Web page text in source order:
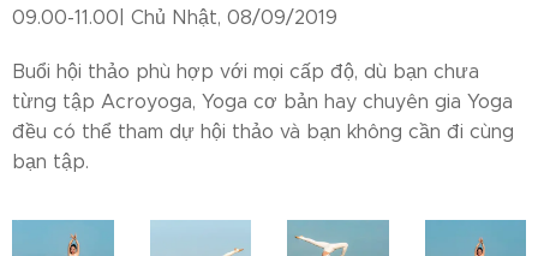
09.00-11.00| Chủ Nhật, 08/09/2019
Buổi hội thảo phù hợp với mọi cấp độ, dù bạn chưa
từng tập Acroyoga, Yoga cơ bản hay chuyên gia Yoga
đều có thể tham dự hội thảo và bạn không cần đi cùng
bạn tập.